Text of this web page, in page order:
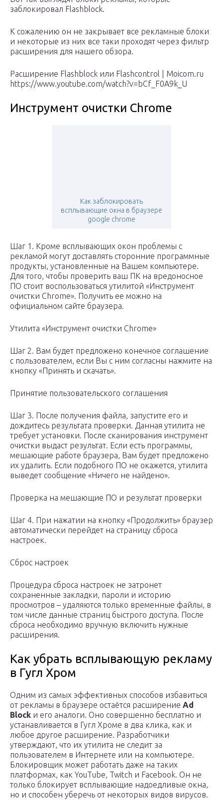
заблокировал Flashblock.
К сожалению он не закрывает все рекламные блоки
и некоторые из них все таки проходят через фильтр
расширения для нашего обзора.
Расширение Flashblock или Flashcontrol | Moicom.ru
https://www.youtube.com/watch?v=bCf_F0A9k_U
Инструмент очистки Chrome
Как заблокировать
всплывающие окна в браузере
google chrome
Шаг 1. Кроме всплывающих окон проблемы с
рекламой могут доставлять сторонние программные
продукты, установленные на Вашем компьютере.
Для того, чтобы проверить ваш ПК на вредоносное
ПО стоит воспользоваться утилитой «Инструмент
очистки Chrome». Получить ее можно на
официальном сайте браузера.
Утилита «Инструмент очистки Chrome»
Шаг 2. Вам будет предложено конечное соглашение
с пользователем, если Вы с ним согласны нажмите на
кнопку «Принять и скачать».
Принятие пользовательского соглашения
Шаг 3. После получения файла, запустите его и
дождитесь результата проверки. Данная утилита не
требует установки. После сканирования инструмент
очистки выдаст результат. Если есть программы,
мешающие работе браузера, Вам будет предложено
их удалить. Если подобного ПО не окажется, утилита
выведет сообщение «Ничего не найдено».
Проверка на мешающие ПО и результат проверки
Шаг 4. При нажатии на кнопку «Продолжить» браузер
автоматически перейдет на страницу сброса
настроек.
Сброс настроек
Процедура сброса настроек не затронет
сохраненные закладки, пароли и историю
просмотров – удаляются только временные файлы, в
том числе данные страниц быстрого доступа. После
сброса необходимо вручную включить нужные
расширения.
Как убрать всплывающую рекламу
в Гугл Хром
Одним из самых эффективных способов избавиться
от рекламы в браузере остаётся расширение Ad
Block и его аналоги. Оно совершенно бесплатно и
устанавливается в Гугл Хроме в два клика, как и
любое другое расширение. Разработчики
утверждают, что их утилита не следит за
пользователем в Интернете или на компьютере.
Блокировщик может работать даже на таких
платформах, как YouTube, Twitch и Facebook. Он не
только блокирует всплывающие надоедливые окна,
но и способен уберечь от некоторых видов вирусов.